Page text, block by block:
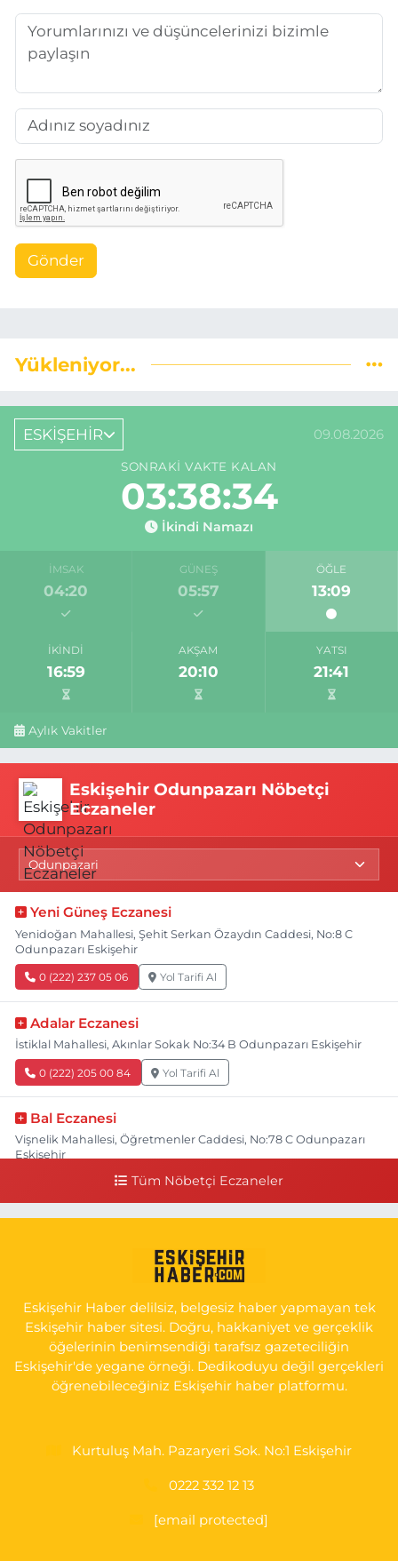
Gönder
Yükleniyor...
ESKİŞEHİR 09.08.2026
SONRAKI VAKTE KALAN
03:38:33
İkindi Namazı
İMSAK
04:20
GÜNEŞ
05:57
ÖĞLE
13:09
İKINDI
16:59
AKŞAM
20:10
YATSI
21:41
Aylık Vakitler
Eskişehir Odunpazarı Nöbetçi
Eczaneler
Yeni Güneş Eczanesi
Yenidoğan Mahallesi, Şehit Serkan Özaydın Caddesi, No:8 C
Odunpazarı Eskişehir
0 (222) 237 05 06 Yol Tarifi Al
Adalar Eczanesi
İstiklal Mahallesi, Akınlar Sokak No:34 B Odunpazarı Eskişehir
0 (222) 205 00 84 Yol Tarifi Al
Bal Eczanesi
Vişnelik Mahallesi, Öğretmenler Caddesi, No:78 C Odunpazarı
Eskişehir
0 (222) 225 50 00 Yol Tarifi Al
Gültepe Mahallesi, Halk Caddesi No:107 C Odunpazarı Eskişehir
Yol Tarifi Al
Bizim Eczanesi
Emek Mahallesi, Ertaş Caddesi No:12 A Odunpazarı Eskişehir
0 (222) 250 87 69 Yol Tarifi Al
Tüm Nöbetçi Eczaneler
Eskişehir Haber delilsiz, belgesiz haber yapmayan tek
Eskişehir haber sitesi. Doğru, hakkaniyet ve gerçeklik
öğelerinin benimsendiği tarafsız gazeteciliğin
Eskişehir'de yegane örneği. Dedikoduyu değil gerçekleri
öğrenebileceğiniz Eskişehir haber platformu.
Kurtuluş Mah. Pazaryeri Sok. No:1 Eskişehir
0222 332 12 13
[email protected]